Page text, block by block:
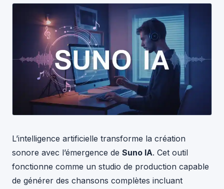
L’intelligence artificielle transforme la création
sonore avec l’émergence de Suno IA. Cet outil
fonctionne comme un studio de production capable
de générer des chansons complètes incluant